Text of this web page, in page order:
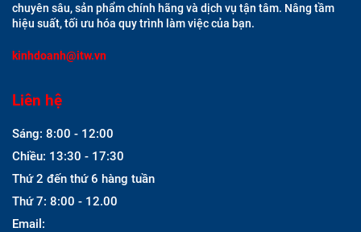
chuyên sâu, sản phẩm chính hãng và dịch vụ tận tâm. Nâng tầm
hiệu suất, tối ưu hóa quy trình làm việc của bạn.
kinhdoanh@itw.vn
Liên hệ
Sáng: 8:00 - 12:00
Chiều: 13:30 - 17:30
Thứ 2 đến thứ 6 hàng tuần
Thứ 7: 8:00 - 12.00
Email: